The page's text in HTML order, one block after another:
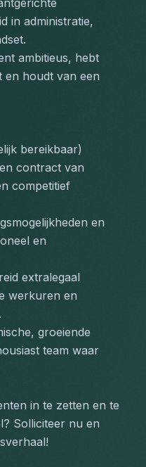
in administratie,
ambitieus, hebt
en houdt van een
bereikbaar)
contract van
competitief
en
en
extralegaal
werkuren en
groeiende
team waar
in te zetten en te
Solliciteer nu en